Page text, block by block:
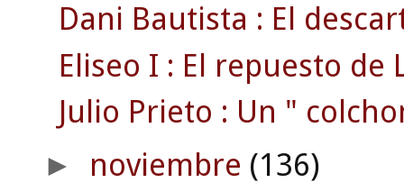
Dani Bautista : El
Eliseo I : El repuesto de
Julio Prieto : Un "
► noviembre (136)